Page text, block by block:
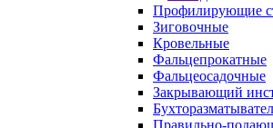
Профилирующие
Зиговочные
Кровельные
Фальцепрокатные
Фальцеосадочные
Закрывающий
Правильно-